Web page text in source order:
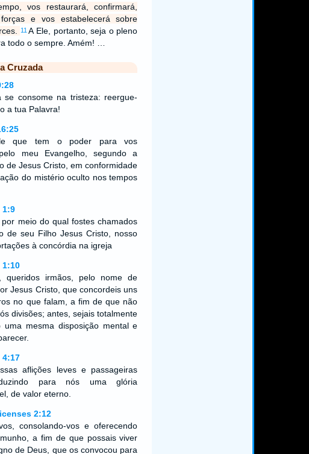
vos restaurará, confirmará,
e vos estabelecerá sobre
11 A Ele, portanto, seja o pleno
todo o sempre. Amém! …
Cruzada
se consome na tristeza: reergue-
a tua Palavra!
que tem o poder para vos
meu Evangelho, segundo a
de Jesus Cristo, em conformidade
do mistério oculto nos tempos
1:9
meio do qual fostes chamados
de seu Filho Jesus Cristo, nosso
à concórdia na igreja
1:10
queridos irmãos, pelo nome de
Jesus Cristo, que concordeis uns
no que falam, a fim de que não
divisões; antes, sejais totalmente
uma mesma disposição mental e
aflições leves e passageiras
para nós uma glória
de valor eterno.
2:12
consolando-vos e oferecendo
a fim de que possais viver
de Deus, que os convocou para